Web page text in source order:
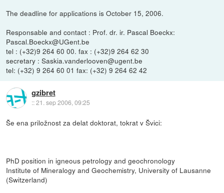
The deadline for applications is October 15, 2006.
Responsable and contact : Prof. dr. ir. Pascal Boeckx:
Pascal.Boeckx@UGent.be
tel : (+32)9 264 60 00. fax : (+32)9 264 62 30
secretary : Saskia.vanderlooven@ugent.be
tel: (+32) 9 264 60 01 fax: (+32) 9 264 62 42
gzibret
::21. sep 2006, 09:25
Še ena priložnost za delat doktorat, tokrat v Švici:
PhD position in igneous petrology and geochronology
Institute of Mineralogy and Geochemistry, University of Lausanne
(Switzerland)